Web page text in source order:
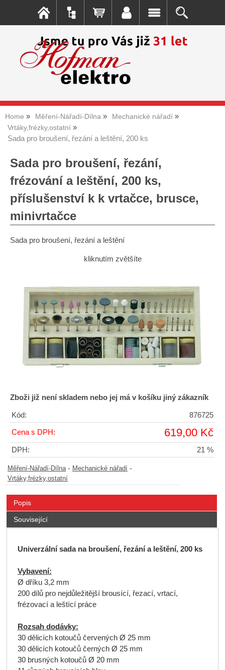
Home Měření-Nářadí-Dílna
Mechanické nářadí
Vrtáky,frézky,ostatní
Sada pro broušení, řezání a leštění, 200 ks
Sada pro broušení, řezání,
frézování a leštění, 200 ks,
příslušenství k k vrtačce, brusce,
minivrtačce
Sada pro broušení, řezání a leštění
kliknutím zvětšíte
Zboži již není skladem nebo jej má v košíku jiný zákazník
Kód: 876725
Cena s DPH: 619,00 Kč
DPH: 21 %
Měření-Nářadí-Dílna- Mechanické nářadí -
Vrtáky,frézky,ostatní
Popis
Související
Univerzální sada na broušení, řezání a leštění, 200 ks
Vybavení:
Ø dříku 3,2 mm
200 dílů pro nejdůležitější brousící, řezací, vrtací,
frézovací a leštící práce
Rozsah dodávky:
30 dělicích kotoučů červených Ø 25 mm
30 dělicích kotoučů černých Ø 25 mm
30 brusných kotoučů Ø 20 mm